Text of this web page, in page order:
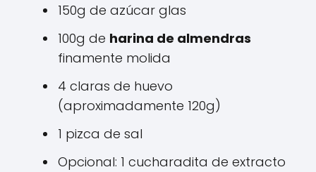
150g de azúcar glas
100g de harina de almendras
finamente molida
4 claras de huevo
(aproximadamente 120g)
1 pizca de sal
Opcional: 1 cucharadita de extracto